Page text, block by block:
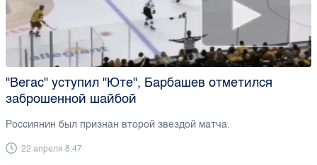
"Вегас" уступил "Юте", Барбашев отметился
заброшенной шайбой
Россиянин был признан второй звездой матча.
22 апреля 8:47